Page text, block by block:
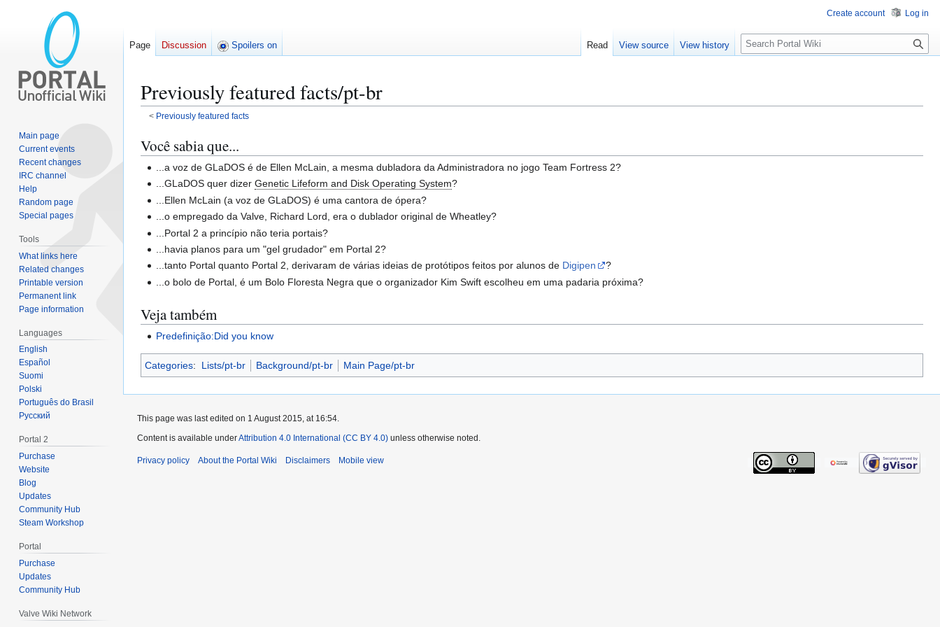
Previously featured facts/pt-br
< Previously featured facts
Jump
to
navigation
Jump
to
search
Você sabia que...
...a voz de GLaDOS é de Ellen McLain, a mesma dubladora da Administradora no jogo Team Fortress 2?
...GLaDOS quer dizerGenetic Lifeform and Disk Operating System?
...Ellen McLain (a voz de GLaDOS) é uma cantora de ópera?
...o empregado da Valve, Richard Lord, era o dublador original de Wheatley?
...Portal 2 a princípio não teria portais?
...havia planos para um "gel grudador" em Portal 2?
...tanto Portal quanto Portal 2, derivaram de várias ideias de protótipos feitos por alunos de Digipen
?
...o bolo de Portal, é um Bolo Floresta Negra que o organizador Kim Swift escolheu em uma padaria próxima?
Veja também
Predefinição:Did you know
Categories: Lists/pt-br Background/pt-br Main Page/pt-br
Create account Log in
Page Discussion Spoilers on Read View source View history
S
e
c
Main page
Current events
Recent changes
IRC channel
Help
Random page
Special pages
Tools
What links here
Related changes
Printable version
Permanent link
Page information
Languages
English
Español
Suomi
Polski
Português do Brasil
Русский
Portal 2
Purchase
Website
Blog
Updates
Community Hub
Steam Workshop
Portal
Purchase
Updates
Community Hub
Valve Wiki Network
This page was last edited on 1 August 2015, at 16:54.
Content is available underAttribution 4.0 International (CC BY 4.0) unless otherwise noted.
Privacy policy About the Portal Wiki Disclaimers Mobile view